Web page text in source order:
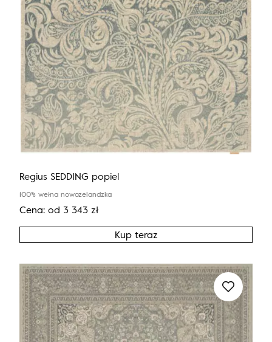
Regius SEDDING popiel
100% wełna nowozelandzka
Cena: od 3 343 zł
Kup teraz